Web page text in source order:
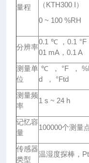
量程
（KTH300 I）
0 ~ 100 %RH
分辨率
0.1 ℃ ，0.1 °F
01 mA，0.1 A
测量单
位
℃ ， °F ，
d ， °Ftd
测量频
率
1 s ~ 24 h
记忆容
量
100000个测量
传感器
类型
温湿度探棒，